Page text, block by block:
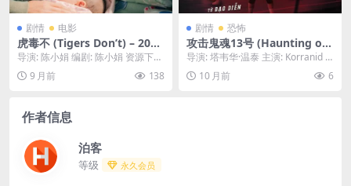
剧情 电影
虎毒不 (Tigers Don’t) – 2024
– 剧情/家庭 – 夸克网盘/百度
网盘免费下载🤱（片名源自
“虎毒不食子”） 讲述了新手母
后抑郁崩溃的故事。🤱｜ HK
导演: 陈小娟 编剧: 陈小娟 资源下
载：虎毒不下载阿里云盘,百度云盘,
免费在线...
9 月前 138
剧情 恐怖
攻击鬼魂13号 (Haunting of t
he 13th Guest) – 2025 – 恐
怖 – 夸克网盘/百度网盘免费
下载 👻（2025泰恐）一群灵
导演: 塔韦华·温泰 主演: Korranid L
aosubinprasoet ...
10 月前 6
作者信息
泊客
等级 永久会员